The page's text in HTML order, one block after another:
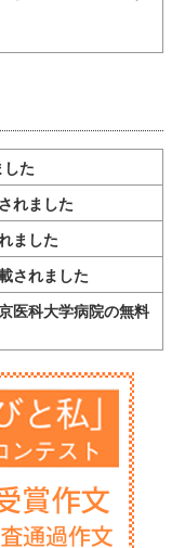
た
れました
ました
されました
医科大学病院の無料